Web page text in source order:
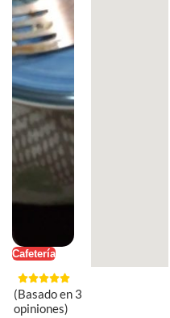
Cafetería
(Basado en 3
opiniones)